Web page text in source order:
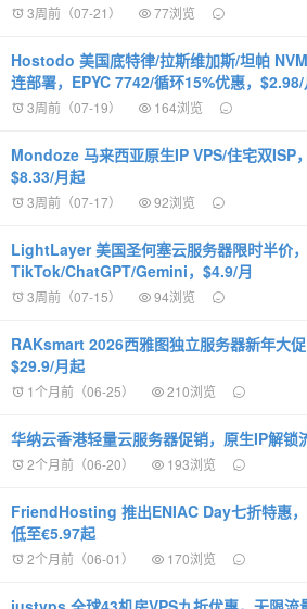
3周前（07-21） 77浏览
Hostodo 美国底特律/拉斯维加斯/坦帕
连部署，EPYC 7742/循环15%优惠，
3周前（07-19） 164浏览
Mondoze 马来西亚原生IP VPS/住宅双ISP
$8.33/月起
3周前（07-17） 92浏览
LightLayer 美国圣何塞云服务器限时半价
TikTok/ChatGPT/Gemini，$4.9/月
3周前（07-15） 94浏览
RAKsmart 2026西雅图独立服务器新年大促
$29.9/月起
1个月前（06-25） 210浏览
华纳云香港轻量云服务器促销，原生IP解锁
2个月前（06-20） 193浏览
FriendHosting 推出ENIAC Day七折特惠
低至€5.97起
2个月前（06-01） 170浏览